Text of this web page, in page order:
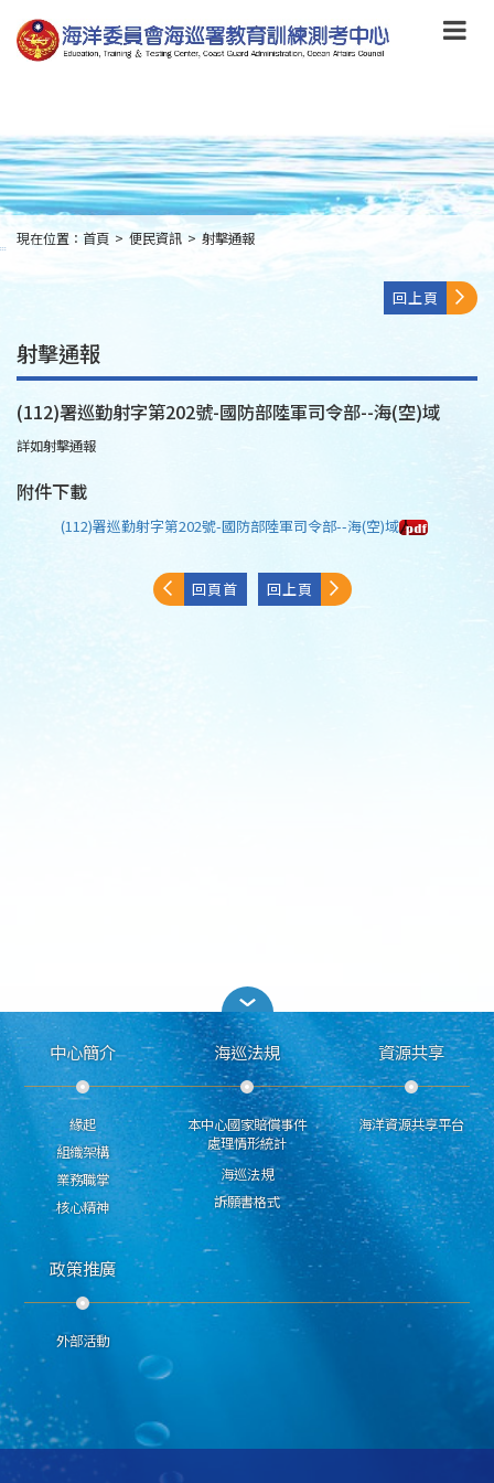
到
主
要
to
main
content
:::
現在位置： 首頁 > 便民資訊 > 射擊通報
回上頁
射擊通報
(112)署巡勤射字第202號-國防部陸軍司令部--海(空)域
詳如射擊通報
附件下載
(112)署巡勤射字第202號-國防部陸軍司令部--海(空)域
回頁首 回上頁
中心簡介
緣起
組織架構
業務職掌
核心精神
海巡法規
本中心國家賠償事件
處理情形統計
海巡法規
訴願書格式
資源共享
海洋資源共享平台
政策推廣
外部活動